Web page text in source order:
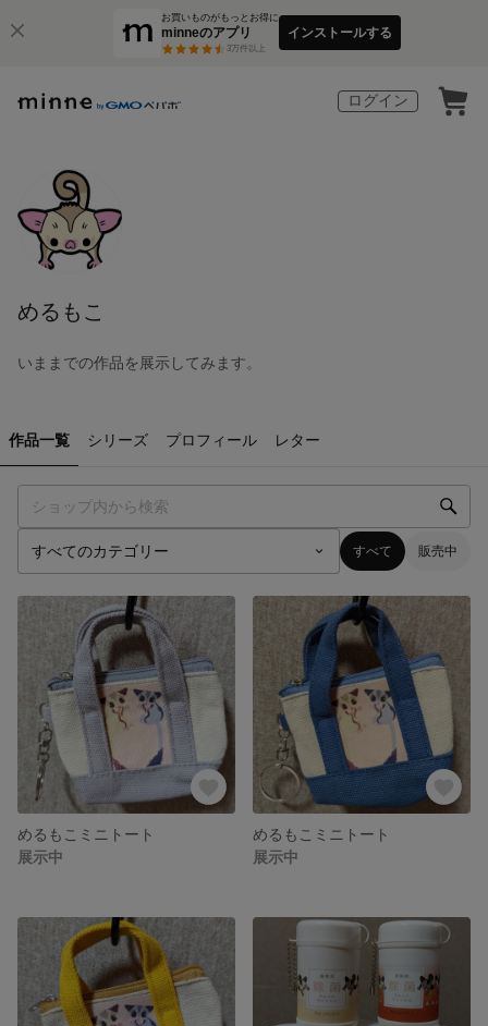
お買いものがもっとお得に
minneのアプリ
3万件以上
インストールする
ログイン
めるもこ
いままでの作品を展示してみます。
作品一覧 シリーズ プロフィール レター
すべて 販売中
めるもこミニトート
展示中
めるもこミニトート
展示中